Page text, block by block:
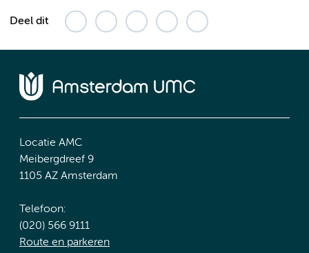
Deel dit
Locatie AMC
Meibergdreef 9
1105 AZ Amsterdam
Telefoon:
(020) 566 9111
Route en parkeren